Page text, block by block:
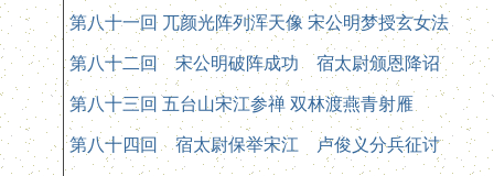
第八十一回 兀颜光阵列浑天像 宋公明梦授玄女法
第八十二回 宋公明破阵成功 宿太尉颁恩降诏
第八十三回 五台山宋江参禅 双林渡燕青射雁
第八十四回 宿太尉保举宋江 卢俊义分兵征讨